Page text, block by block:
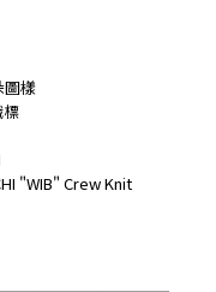
圖樣
標
"WIB" Crew Knit